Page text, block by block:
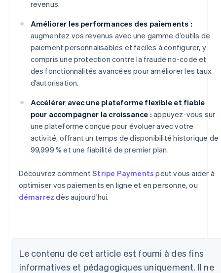
revenus.
Améliorer les performances des paiements :
augmentez vos revenus avec une gamme d’outils de
paiement personnalisables et faciles à configurer, y
compris une protection contre la fraude no-code et
des fonctionnalités avancées pour améliorer les taux
d’autorisation.
Accélérer avec une plateforme flexible et fiable
pour accompagner la croissance : appuyez-vous sur
une plateforme conçue pour évoluer avec votre
activité, offrant un temps de disponibilité historique de
99,999 % et une fiabilité de premier plan.
Découvrez commentStripe Payments peut vous aider à
optimiser vos paiements en ligne et en personne, ou
démarrez dès aujourd’hui.
Le contenu de cet article est fourni à des fins
informatives et pédagogiques uniquement. Il ne
Allemagne
Deutsch English
Australie
English